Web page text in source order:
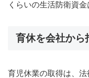
くらいの生活防衛資
育休を会社から
育児休業の取得は、法